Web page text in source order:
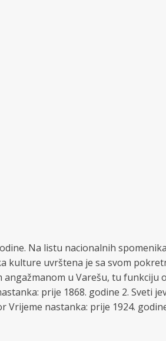
Na listu nacionalnih
kulture uvrštena je sa svom
u Varešu, tu funkciju
prije 1868. godine 2. Sveti
nastanka: prije 1924.